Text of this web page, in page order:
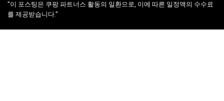
"이 포스팅은 쿠팡 파트너스 활동의 일환으로, 이에 따른 일정액의 수수료
를 제공받습니다."